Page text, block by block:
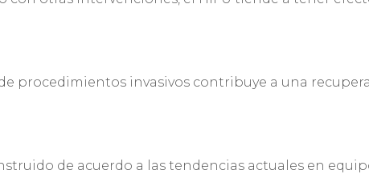
procedimientos invasivos contribuye a una
de acuerdo a las tendencias actuales en